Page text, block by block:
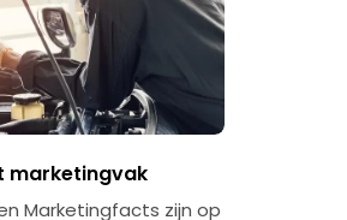
marketingvak
en Marketingfacts zijn op